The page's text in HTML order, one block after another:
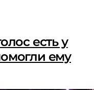
есть у
ему